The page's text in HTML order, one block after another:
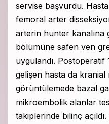
servise başvurdu.
femoral arter
arterin hunter kanalına
bölümüne safen ven
uygulandı. Postoperatif
gelişen hasta da
görüntülemede bazal
mikroembolik alanlar
takiplerinde bilinç